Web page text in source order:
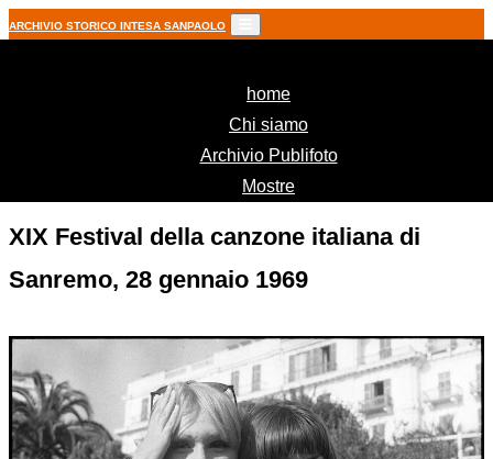
ARCHIVIO STORICO INTESA SANPAOLO
home(current)
Chi siamo
Archivio Publifoto
Mostre
XIX Festival della canzone italiana di
Sanremo, 28 gennaio 1969